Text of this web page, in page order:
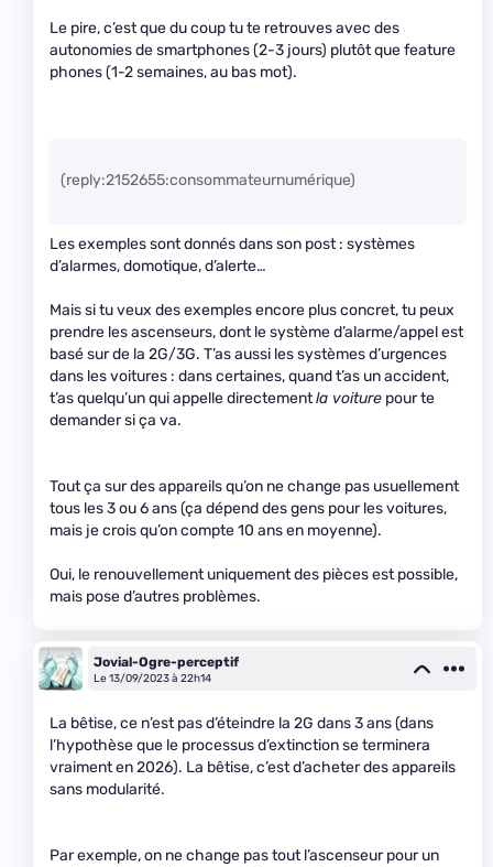
Le pire, c’est que du coup tu te retrouves avec des
autonomies de smartphones (2-3 jours) plutôt que feature
phones (1-2 semaines, au bas mot).
(reply:2152655:consommateurnumérique)
Les exemples sont donnés dans son post : systèmes
d’alarmes, domotique, d’alerte…
Mais si tu veux des exemples encore plus concret, tu peux
prendre les ascenseurs, dont le système d’alarme/appel est
basé sur de la 2G/3G. T’as aussi les systèmes d’urgences
dans les voitures : dans certaines, quand t’as un accident,
t’as quelqu’un qui appelle directementla voiture pour te
demander si ça va.
Tout ça sur des appareils qu’on ne change pas usuellement
tous les 3 ou 6 ans (ça dépend des gens pour les voitures,
mais je crois qu’on compte 10 ans en moyenne).
Oui, le renouvellement uniquement des pièces est possible,
mais pose d’autres problèmes.
Jovial-Ogre-perceptif
Le 13/09/2023 à 22h14
La bêtise, ce n’est pas d’éteindre la 2G dans 3 ans (dans
l’hypothèse que le processus d’extinction se terminera
vraiment en 2026). La bêtise, c’est d’acheter des appareils
sans modularité.
Par exemple, on ne change pas tout l’ascenseur pour un